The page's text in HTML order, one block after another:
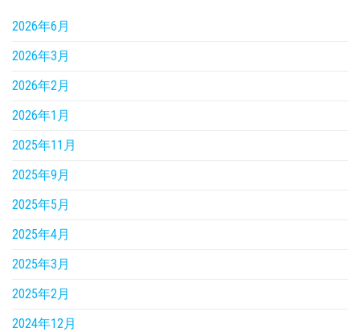
2026年6月
2026年3月
2026年2月
2026年1月
2025年11月
2025年9月
2025年5月
2025年4月
2025年3月
2025年2月
2024年12月